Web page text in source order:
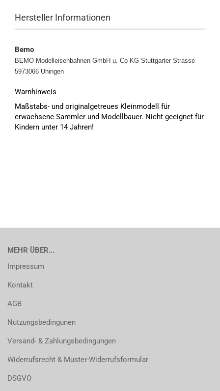
Hersteller Informationen
Bemo
BEMO Modelleisenbahnen GmbH u. Co KG Stuttgarter Strasse
5973066 Uhingen
Warnhinweis
Maßstabs- und originalgetreues Kleinmodell für
erwachsene Sammler und Modellbauer. Nicht geeignet für
Kindern unter 14 Jahren!
MEHR ÜBER...
Impressum
Kontakt
AGB
Nutzungsbedingunen
Versand- & Zahlungsbedingungen
Widerrufsrecht & Muster-Widerrufsformular
DSGVO